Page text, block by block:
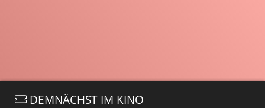
DEMNÄCHST IM KINO